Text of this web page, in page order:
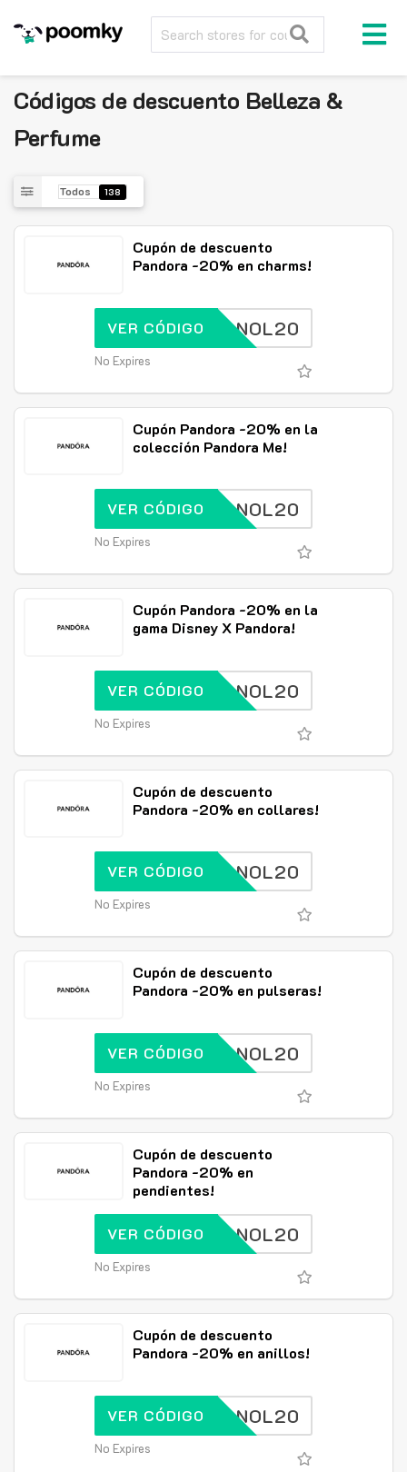
Códigos de descuento Belleza &
Perfume
Todos 138
Cupón de descuento
Pandora -20% en charms!
SPANOL20
VER CÓDIGO
No Expires
Cupón Pandora -20% en la
colección Pandora Me!
SPANOL20
VER CÓDIGO
No Expires
Cupón Pandora -20% en la
gama Disney X Pandora!
SPANOL20
VER CÓDIGO
No Expires
Cupón de descuento
Pandora -20% en collares!
SPANOL20
VER CÓDIGO
No Expires
Cupón de descuento
Pandora -20% en pulseras!
SPANOL20
VER CÓDIGO
No Expires
Cupón de descuento
Pandora -20% en
pendientes!
SPANOL20
VER CÓDIGO
No Expires
Cupón de descuento
Pandora -20% en anillos!
SPANOL20
VER CÓDIGO
No Expires